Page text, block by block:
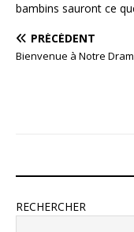
bambins sauront ce
PRÉCÉDENT
Bienvenue à Notre
RECHERCHER